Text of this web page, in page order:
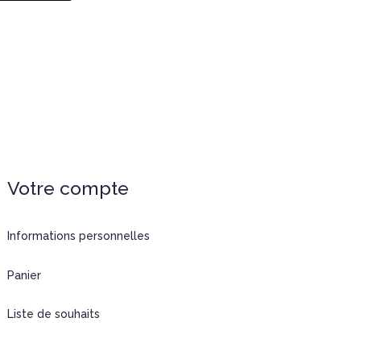
Votre compte
Informations personnelles
Panier
Liste de souhaits